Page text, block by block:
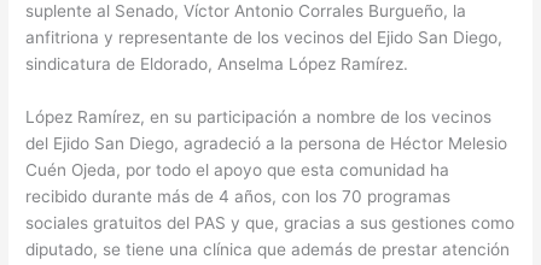
suplente al Senado, Víctor Antonio Corrales Burgueño, la
anfitriona y representante de los vecinos del Ejido San Diego,
sindicatura de Eldorado, Anselma López Ramírez.
López Ramírez, en su participación a nombre de los vecinos
del Ejido San Diego, agradeció a la persona de Héctor Melesio
Cuén Ojeda, por todo el apoyo que esta comunidad ha
recibido durante más de 4 años, con los 70 programas
sociales gratuitos del PAS y que, gracias a sus gestiones como
diputado, se tiene una clínica que además de prestar atención